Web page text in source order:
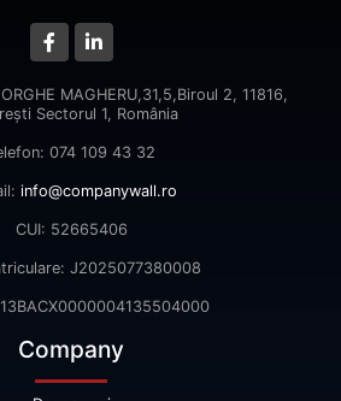
MAGHERU,31,5,Biroul 2, 11816,
Sectorul 1, România
074 109 43 32
info@companywall.ro
CUI: 52665406
J2025077380008
Company